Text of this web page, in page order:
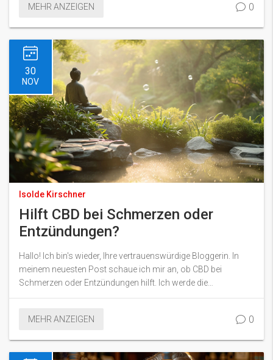
richtige Dosierung für Ihre Bedürfnisse zu finden. Ob Sie ein
Ihnen helfen, übermäßige Mengen zu vermeiden und das
Beste aus Ihrer CBD-Erfahrung herauszuholen.
MEHR ANZEIGEN 0
30
NOV
Isolde Kirschner
Hilft CBD bei Schmerzen oder
Entzündungen?
Hallo! Ich bin's wieder, Ihre vertrauenswürdige Bloggerin. In
meinem neuesten Post schaue ich mir an, ob CBD bei
Schmerzen oder Entzündungen hilft. Ich werde die
entzündungshemmenden Eigenschaften von CBD und wie es
Erfahren Sie mehr darüber, wie dieser unglaubliche Wirkstoff
Erkenntnisse mit Ihnen zu teilen!
MEHR ANZEIGEN 0